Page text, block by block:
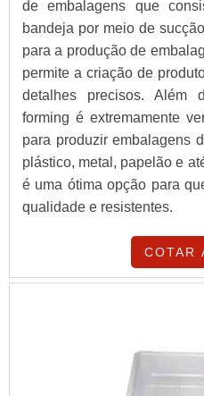
de embalagens que
bandeja por meio de
para a produção de
permite a criação de
detalhes precisos. Além
forming é extremamente
para produzir embalagens
plástico, metal, papelão e
é uma ótima opção para
qualidade e resistentes.
COTAR